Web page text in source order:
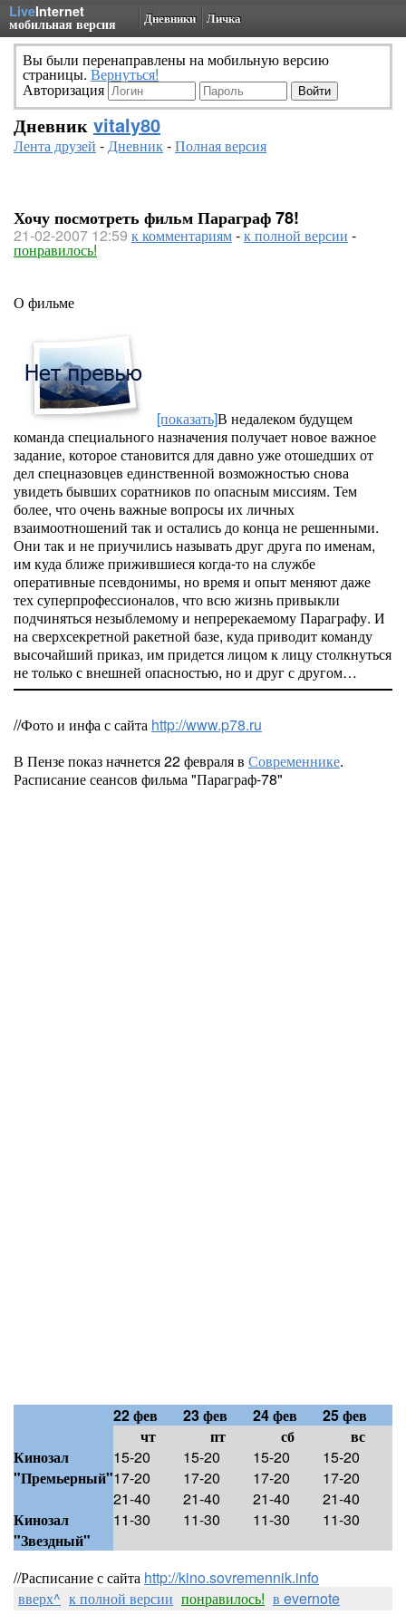
LiveInternet
мобильная версия Дневники Личка
Вы были перенаправлены на мобильную версию
страницы. Вернуться!
Авторизация
Дневник vitaly80
Лента друзей -Дневник-Полная версия
Хочу посмотреть фильм Параграф 78!
21-02-2007 12:59 к комментариям-к полной версии -
понравилось!
О фильме
[показать]В недалеком будущем
команда специального назначения получает новое важное
задание, которое становится для давно уже отошедших от
дел спецназовцев единственной возможностью снова
увидеть бывших соратников по опасным миссиям. Тем
более, что очень важные вопросы их личных
взаимоотношений так и остались до конца не решенными.
Они так и не приучились называть друг друга по именам,
им куда ближе прижившиеся когда-то на службе
оперативные псевдонимы, но время и опыт меняют даже
тех суперпрофессионалов, что всю жизнь привыкли
подчиняться незыблемому и непререкаемому Параграфу. И
на сверхсекретной ракетной базе, куда приводит команду
высочайший приказ, им придется лицом к лицу столкнуться
не только с внешней опасностью, но и друг с другом…
//Фото и инфа с сайта http://www.p78.ru
В Пензе показ начнется 22 февраля в Современнике.
Расписание сеансов фильма "Параграф-78"
22 фев 23 фев 24 фев
25 фев
чт
пт сб
вс
Кинозал
"Премьерный"
15-20
17-20
21-40
15-20
17-20
21-40
15-20
17-20
21-40
15-20
17-20
21-40
Кинозал
"Звездный"
11-30 11-30 11-30 11-30
//Расписание с сайта http://kino.sovremennik.info
вверх^ к полной версии понравилось! в evernote